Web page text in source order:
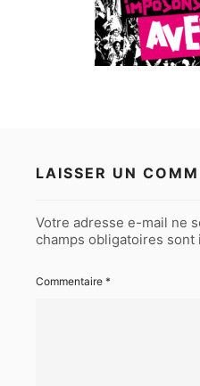
LAISSER UN
Votre adresse e-mail ne
champs obligatoires sont
Commentaire *